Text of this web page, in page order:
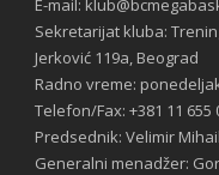
Sekretarijat kluba:
Jerković 119a, Beograd
Radno vreme:
Telefon/Fax: +381 11 655
Predsednik: Velimir
Generalni menadžer: